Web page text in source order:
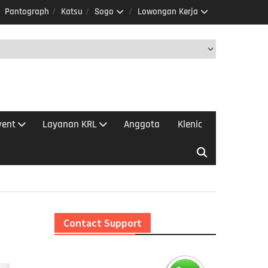
Pantograph Katsu Sogo Lowongan Kerja
Layanan KRL Anggota Klenic
Contact Support